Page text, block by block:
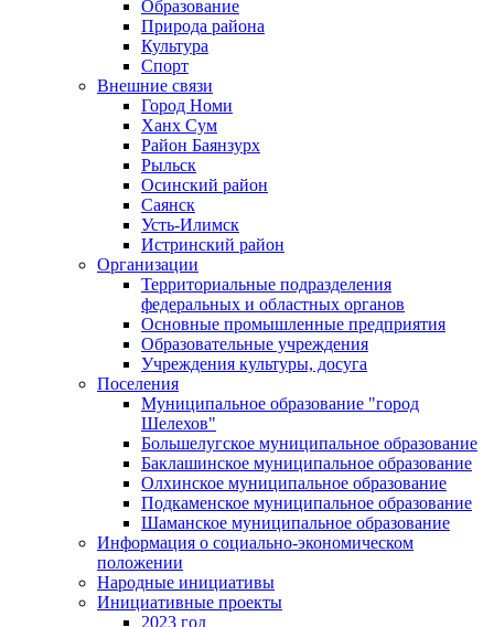
Образование
Природа района
Культура
Спорт
Внешние связи
Город Номи
Ханх Сум
Район Баянзурх
Рыльск
Осинский район
Саянск
Усть-Илимск
Истринский район
Организации
Территориальные подразделения
федеральных и областных органов
Основные промышленные предприятия
Образовательные учреждения
Учреждения культуры, досуга
Поселения
Муниципальное образование "город
Шелехов"
Большелугское муниципальное образование
Баклашинское муниципальное образование
Олхинское муниципальное образование
Подкаменское муниципальное образование
Шаманское муниципальное образование
Информация о социально-экономическом
положении
Народные инициативы
Инициативные проекты
2023 год